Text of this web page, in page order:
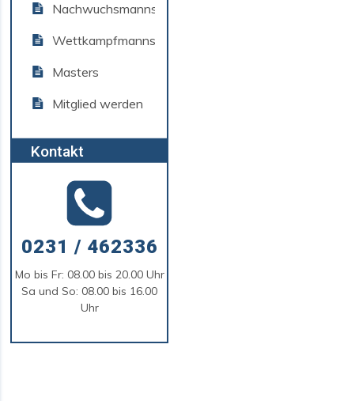
Nachwuchsmannschaft
Wettkampfmannschaft
Masters
Mitglied werden
Kontakt
0231 / 462336
Mo bis Fr: 08.00 bis 20.00 Uhr
Sa und So: 08.00 bis 16.00
Uhr